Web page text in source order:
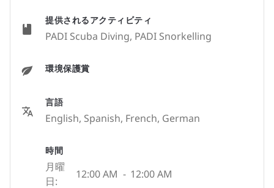
提供されるアクティビティ
PADI Scuba Diving, PADI Snorkelling
環境保護賞
言語
English, Spanish, French, German
時間
月曜
日:
12:00 AM - 12:00 AM